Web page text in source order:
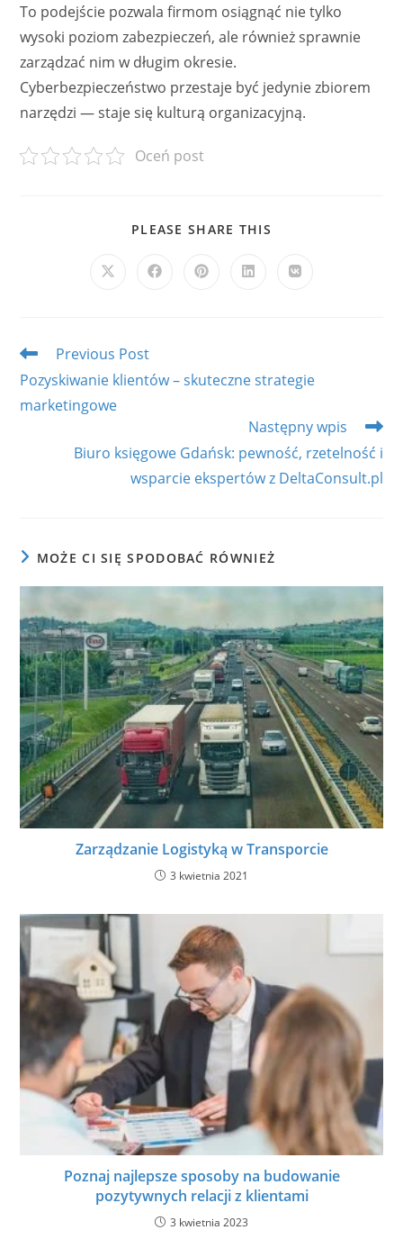
To podejście pozwala firmom osiągnąć nie tylko
wysoki poziom zabezpieczeń, ale również sprawnie
zarządzać nim w długim okresie.
Cyberbezpieczeństwo przestaje być jedynie zbiorem
narzędzi — staje się kulturą organizacyjną.
Oceń post
PLEASE SHARE THIS
Opens
Opens Opens Opens Opens
Read
articles
Previous Post
Pozyskiwanie klientów – skuteczne strategie
marketingowe
Następny wpis
Biuro księgowe Gdańsk: pewność, rzetelność i
wsparcie ekspertów z DeltaConsult.pl
MOŻE CI SIĘ SPODOBAĆ RÓWNIEŻ
Zarządzanie Logistyką w Transporcie
3 kwietnia 2021
Poznaj najlepsze sposoby na budowanie
pozytywnych relacji z klientami
3 kwietnia 2023